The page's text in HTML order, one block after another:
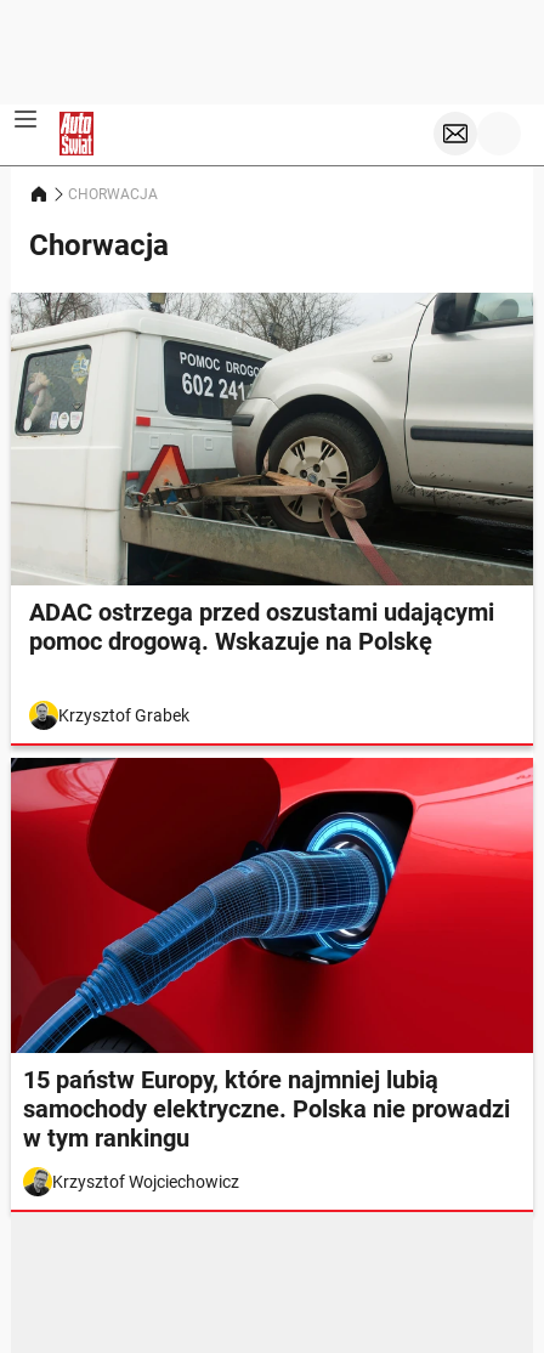
CHORWACJA
Chorwacja
ADAC ostrzega przed oszustami udającymi
pomoc drogową. Wskazuje na Polskę
Krzysztof Grabek
15 państw Europy, które najmniej lubią
samochody elektryczne. Polska nie prowadzi
w tym rankingu
Krzysztof Wojciechowicz